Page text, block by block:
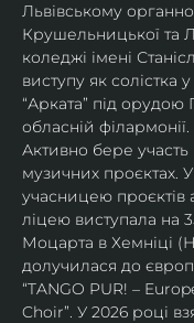
Львівському
Крушельницької та
коледжі імені
виступу як солістка
“Арката” під орудою
обласній філармонії.
Активно бере
музичних проєктах.
учасницею проєктів
ліцею виступала на
Моцарта в Хемніці
долучилася до
“TANGO PUR! –
Choir”. У 2026 році